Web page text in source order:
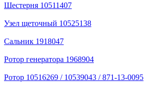
Шестерня 10511407
Узел щеточный 10525138
Сальник 1918047
Ротор генератора 1968904
Ротор 10516269 / 10539043 / 871-13-0095